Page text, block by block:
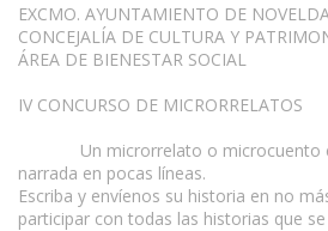
EXCMO. AYUNTAMIENTO DE
CONCEJALÍA DE CULTURA Y
ÁREA DE BIENESTAR SOCIAL
IV CONCURSO DE MICRORRELATOS
Un microrrelato o microcuento
narrada en pocas líneas.
Escriba y envíenos su historia en no
participar con todas las historias que